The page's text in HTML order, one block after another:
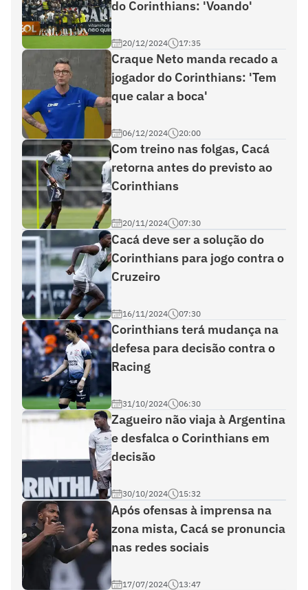
do Corinthians: 'Voando'
20/12/2024 17:35
Craque Neto manda recado a
jogador do Corinthians: 'Tem
que calar a boca'
06/12/2024 20:00
Com treino nas folgas, Cacá
retorna antes do previsto ao
Corinthians
20/11/2024 07:30
Cacá deve ser a solução do
Corinthians para jogo contra o
Cruzeiro
16/11/2024 07:30
Corinthians terá mudança na
defesa para decisão contra o
Racing
31/10/2024 06:30
Zagueiro não viaja à Argentina
e desfalca o Corinthians em
decisão
30/10/2024 15:32
Após ofensas à imprensa na
zona mista, Cacá se pronuncia
nas redes sociais
17/07/2024 13:47